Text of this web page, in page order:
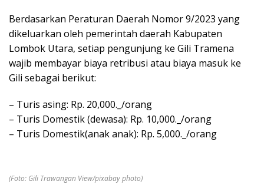
Berdasarkan Peraturan Daerah Nomor 9/2023 yang
dikeluarkan oleh pemerintah daerah Kabupaten
Lombok Utara, setiap pengunjung ke Gili Tramena
wajib membayar biaya retribusi atau biaya masuk ke
Gili sebagai berikut:
– Turis asing: Rp. 20,000._/orang
– Turis Domestik (dewasa): Rp. 10,000._/orang
– Turis Domestik(anak anak): Rp. 5,000._/orang
(Foto: Gili Trawangan View/pixabay photo)